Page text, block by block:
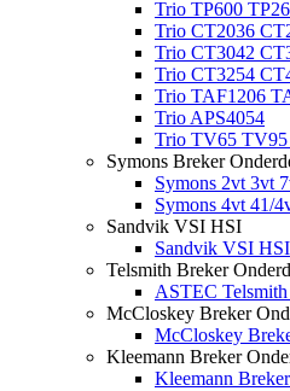
Trio TP600
Trio CT2036
Trio CT3042
Trio CT3254
Trio TAF1206
Trio APS4054
Trio TV65
Symons Breker
Symons 2vt 3vt
Symons 4vt 41/
Sandvik VSI HSI
Sandvik VSI HSI
Telsmith Breker
ASTEC
McCloskey Breker
McCloskey
Kleemann Breker
Kleemann